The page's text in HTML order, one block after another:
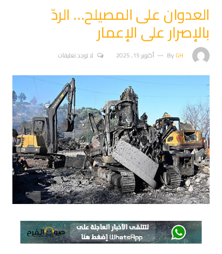
العدوان على المصيلح… الردّ
بالإصرار على الإعمار
ByGH أكتوبر 15, 2025 لا توجد تعليقات